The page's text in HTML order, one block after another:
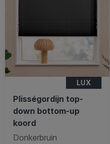
LUX
Plisségordijn top-
down bottom-up
koord
Donkerbruin